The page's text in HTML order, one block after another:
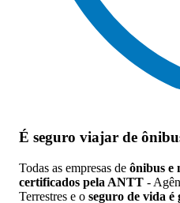
É seguro viajar de
Todas as empresas de ônibus e
certificados pela ANTT -
Terrestres e o seguro de vida